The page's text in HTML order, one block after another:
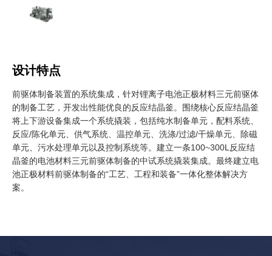
设计特点
前驱体制备装置的系统集成，针对锂离子电池正极材料三元前驱体
的制备工艺，开发出性能优良的反应结晶釜。围绕核心反应结晶釜
将上下游设备集成一个系统撬装，包括纯水制备单元，配料系统、
反应/陈化单元、供气系统、温控单元、洗涤/过滤/干燥单元、除磁
单元、污水处理单元以及控制系统等。建立一条100~300L反应结
晶釜的电池材料三元前驱体制备的中试系统撬装集成。最终建立电
池正极材料前驱体制备的“工艺、工程和装备”一体化整体解决方
案。